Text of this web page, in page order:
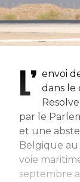
L’ envoi
dans le
Resolve
par le
et une
Belgique au
voie
septembre